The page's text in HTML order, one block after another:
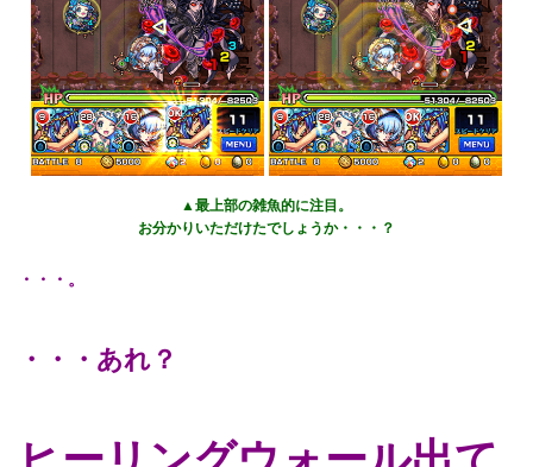
▲最上部の雑魚的に注目。
お分かりいただけたでしょうか・・・？
・・・。
・・・あれ？